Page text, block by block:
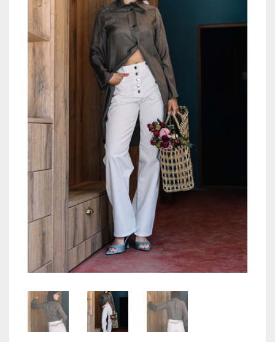
SWIMWEAR
DRESSES
JACKETS
PANTS
SKIRTS & SHORTS
ACCESORIES
WISHLIST
CREEAZA CONT